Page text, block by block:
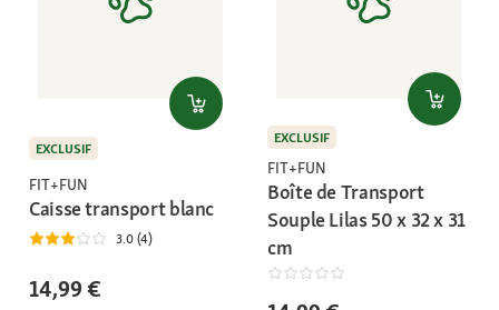
EXCLUSIF
FIT+FUN
Caisse transport blanc
3.0 (4)
14,99 €
EXCLUSIF
FIT+FUN
Boîte de Transport
Souple Lilas 50 x 32 x 31
cm